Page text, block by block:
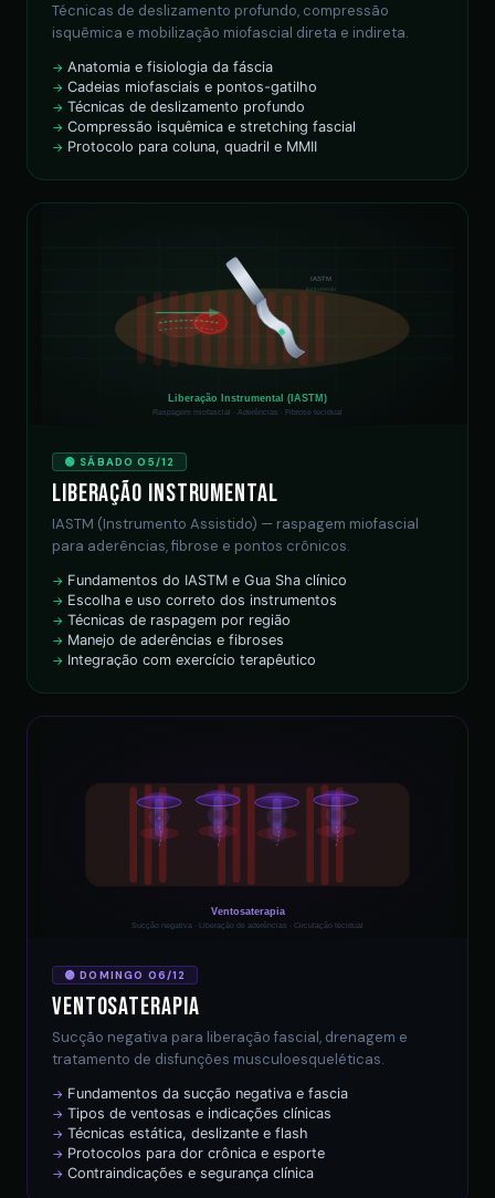
Técnicas de deslizamento profundo, compressão
isquêmica e mobilização miofascial direta e indireta.
Anatomia e fisiologia da fáscia
Cadeias miofasciais e pontos-gatilho
Técnicas de deslizamento profundo
Compressão isquêmica e stretching fascial
Protocolo para coluna, quadril e MMII
IASTM
Instrumento
Liberação Instrumental (IASTM)
Raspagem miofascial · Aderências · Fibrose tecidual
🟢 SÁBADO 05/12
Liberação Instrumental
IASTM (Instrumento Assistido) — raspagem miofascial
para aderências, fibrose e pontos crônicos.
Fundamentos do IASTM e Gua Sha clínico
Escolha e uso correto dos instrumentos
Técnicas de raspagem por região
Manejo de aderências e fibroses
Integração com exercício terapêutico
▲
Ventosaterapia
Sucção negativa · Liberação de aderências · Circulação tecidual
🟣 DOMINGO 06/12
Ventosaterapia
Sucção negativa para liberação fascial, drenagem e
tratamento de disfunções musculoesqueléticas.
Fundamentos da sucção negativa e fascia
Tipos de ventosas e indicações clínicas
Técnicas estática, deslizante e flash
Protocolos para dor crônica e esporte
Contraindicações e segurança clínica